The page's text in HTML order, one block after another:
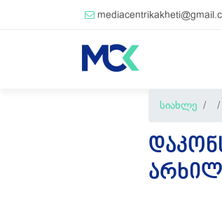
სიახლე